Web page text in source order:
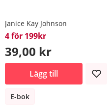
Janice Kay Johnson
4 för 199kr
39,00 kr
Lägg till
E-bok